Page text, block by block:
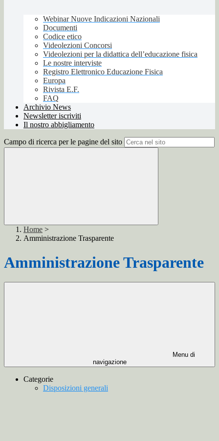
Webinar Nuove Indicazioni Nazionali
Documenti
Codice etico
Videolezioni Concorsi
Videolezioni per la didattica dell’educazione fisica
Le nostre interviste
Registro Elettronico Educazione Fisica
Europa
Rivista E.F.
FAQ
Archivio News
Newsletter iscriviti
Il nostro abbigliamento
Campo di ricerca per le pagine del sito
Home >
Amministrazione Trasparente
Amministrazione Trasparente
Menu di
navigazione
Categorie
Disposizioni generali